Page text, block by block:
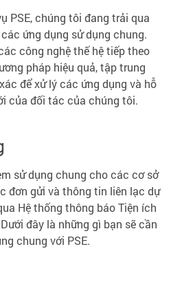
PSE, chúng tôi đang trải qua
ứng dụng sử dụng chung.
công nghệ thế hệ tiếp theo
pháp hiệu quả, tập trung
để xử lý các ứng dụng và hỗ
của đối tác của chúng tôi.
sử dụng chung cho các cơ sở
đơn gửi và thông tin liên lạc dự
Hệ thống thông báo Tiện ích
đây là những gì bạn sẽ cần
chung với PSE.